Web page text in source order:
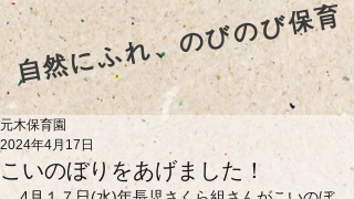
自然にふれ、のびのび保育
こいのぼりをあげました！
元木保育園
2024年4月17日